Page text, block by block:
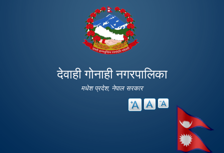
main
content
देवाही गोनाही नगरपालिका
मधेश प्रदेश, नेपाल सरकार